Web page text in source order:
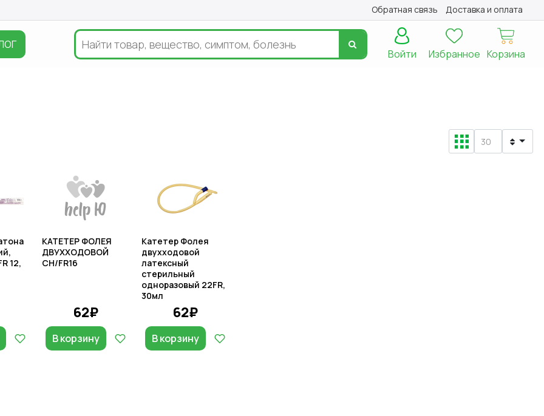
Обратная связь Доставка и оплата
Корзина
Избранное
Войти
12,
КАТЕТЕР ФОЛЕЯ
ДВУХХОДОВОЙ
CH/FR16
62₽
В корзину
Катетер Фолея
двухходовой
латексный
стерильный
одноразовый 22FR,
30мл
62₽
В корзину